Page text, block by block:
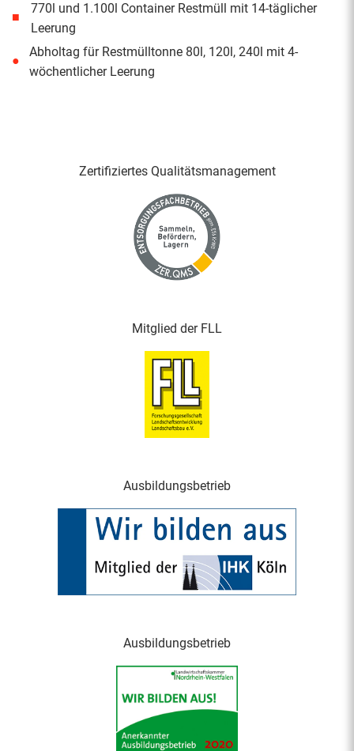
■
770l und 1.100l Container Restmüll mit 14-täglicher
Leerung
●
Abholtag für Restmülltonne 80l, 120l, 240l mit 4-
wöchentlicher Leerung
Zertifiziertes Qualitäts­management
Mitglied der FLL
Ausbildungsbetrieb
Ausbildungsbetrieb